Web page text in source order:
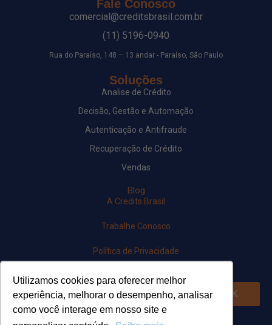
Utilizamos cookies para oferecer melhor
experiência, melhorar o desempenho, analisar
como você interage em nosso site e
Fale Conosco
comercial@creditsbrasil.com.br
(11) 5196-0940
Rua do Paraíso, 148 – 13 andar - Paraíso, São Paulo
Soluções
Analise de Crédito
Decisão, Gestão e Automação
Autenticação e Antifraude
Recuperação de Crédito
Vendas
Blog
A Credits Brasil
Trabalhe Conosco
Política de Privacidade
Newsletter
OK
Siga-nos em nossas redes